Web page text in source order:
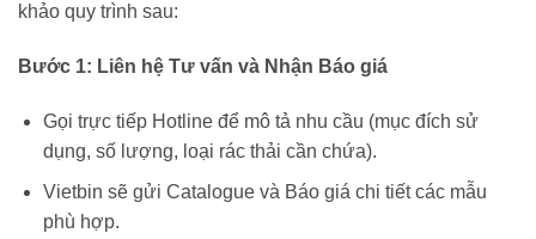
khảo quy trình sau:
Bước 1: Liên hệ Tư vấn và Nhận Báo giá
Gọi trực tiếp Hotline để mô tả nhu cầu (mục đích sử
dụng, số lượng, loại rác thải cần chứa).
Vietbin sẽ gửi Catalogue và Báo giá chi tiết các mẫu
phù hợp.